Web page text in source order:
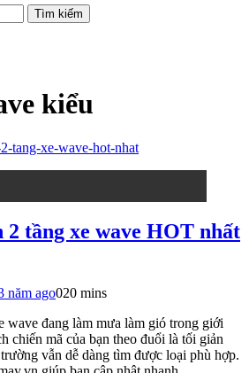
kiểu
2 tầng xe wave HOT nhất
năm ago020 mins
wave đang làm mưa làm gió trong giới
chiến mã của bạn theo đuổi là tối giản
vẫn dễ dàng tìm được loại phù hợp.